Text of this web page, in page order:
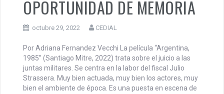
OPORTUNIDAD DE MEMORIA
octubre 29, 2022 CEDIAL
Por Adriana Fernandez Vecchi La película “Argentina,
1985” (Santiago Mitre, 2022) trata sobre el juicio a las
juntas militares. Se centra en la labor del fiscal Julio
Strassera. Muy bien actuada, muy bien los actores, muy
bien el ambiente de época. Es una puesta en escena de